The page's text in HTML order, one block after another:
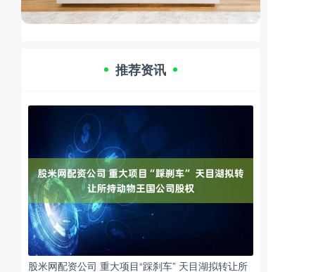
推荐资讯
股米网配资公司 重大项目“踩刹车” 天目湖拟转让所